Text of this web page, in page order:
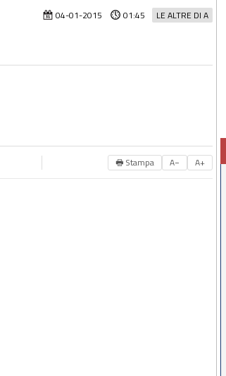
LE ALTRE DI A
04-01-2015 01:45
🖶 Stampa A− A+